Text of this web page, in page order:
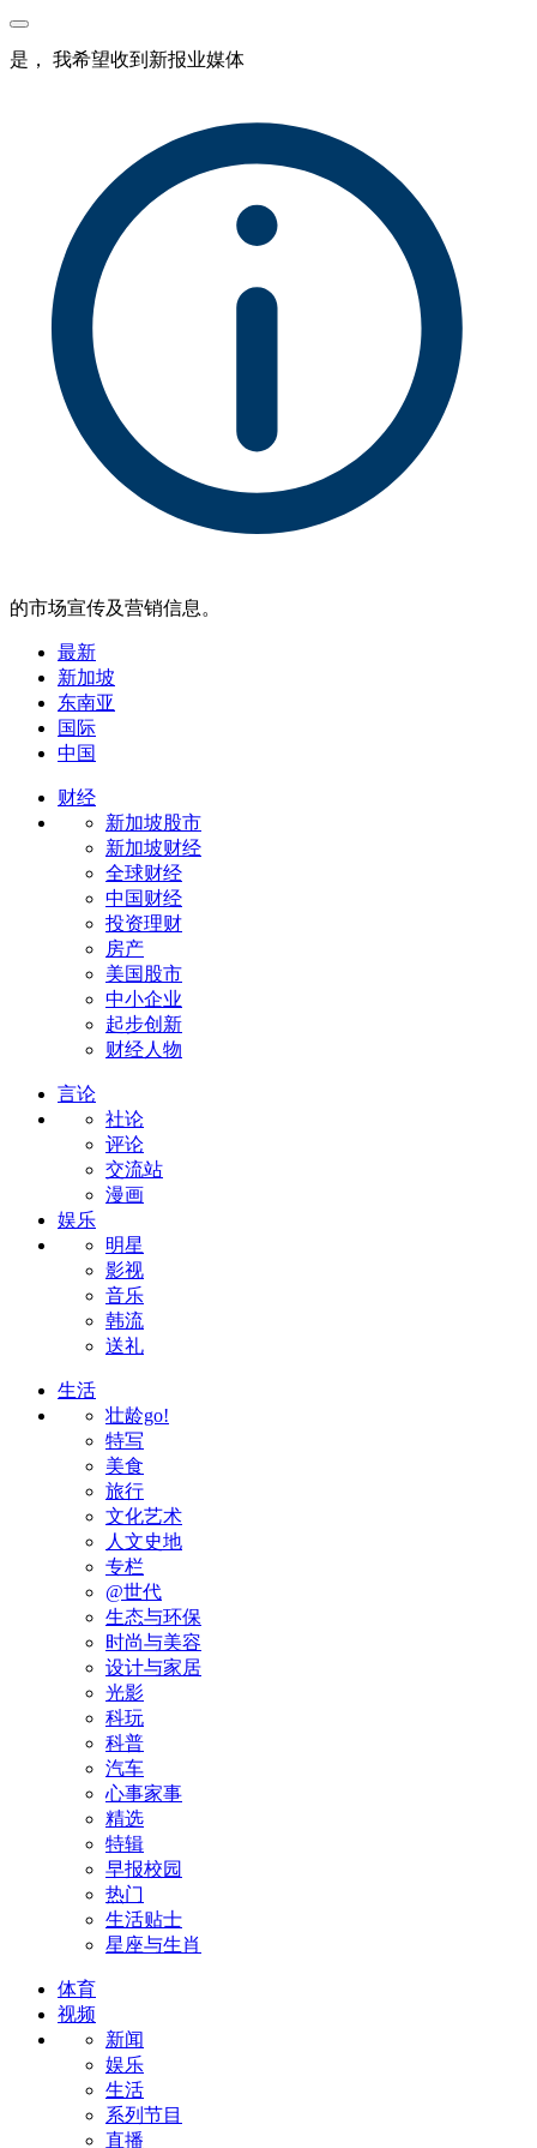
是， 我希望收到新报业媒体
的市场宣传及营销信息。
最新
新加坡
东南亚
国际
中国
财经
新加坡股市
新加坡财经
全球财经
中国财经
投资理财
房产
美国股市
中小企业
起步创新
财经人物
言论
社论
评论
交流站
漫画
娱乐
明星
影视
音乐
韩流
送礼
生活
壮龄go!
特写
美食
旅行
文化艺术
人文史地
专栏
@世代
生态与环保
时尚与美容
设计与家居
光影
科玩
科普
汽车
心事家事
精选
特辑
早报校园
热门
生活贴士
星座与生肖
体育
视频
新闻
娱乐
生活
系列节目
直播